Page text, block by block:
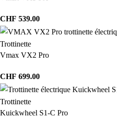
CHF 539.00
Trottinette
Vmax VX2 Pro
CHF 699.00
Trottinette
Kuickwheel S1-C Pro